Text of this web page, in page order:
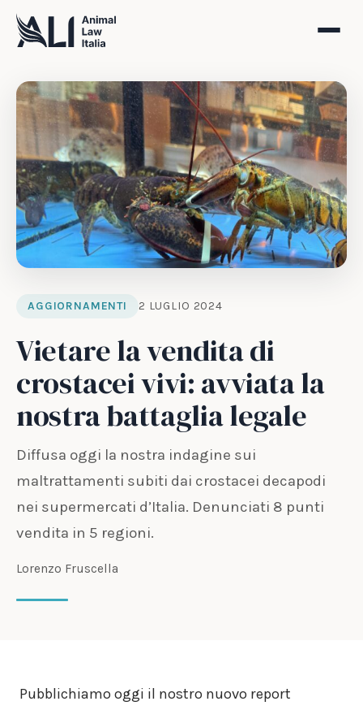
AGGIORNAMENTI 2 LUGLIO 2024
Vietare la vendita di
crostacei vivi: avviata la
nostra battaglia legale
Diffusa oggi la nostra indagine sui
maltrattamenti subiti dai crostacei decapodi
nei supermercati d’Italia. Denunciati 8 punti
vendita in 5 regioni.
Lorenzo Fruscella
Pubblichiamo oggi il nostro nuovo report